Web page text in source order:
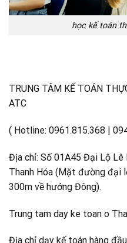
học kế toán
TRUNG TÂM KẾ TOÁN
ATC
( Hotline: 0961.815.368 |
Địa chỉ: Số 01A45 Đại Lộ
Thanh Hóa (Mặt đường đại
300m về hướng Đông).
Trung tam day ke toan o
Địa chỉ dạy kế toán hàng